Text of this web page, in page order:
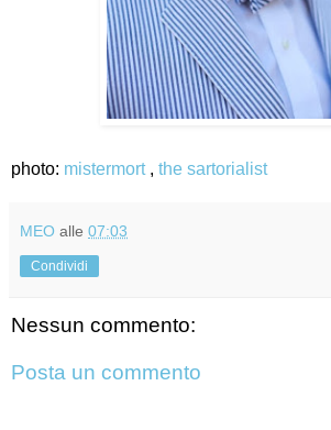
photo: mistermort, the sartorialist
MEO alle 07:03
Condividi
Nessun commento:
Posta un commento